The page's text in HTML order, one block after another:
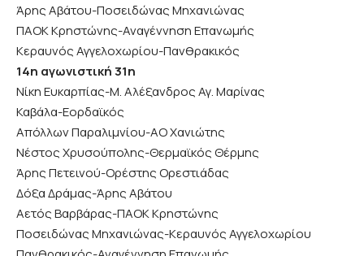
Άρης Αβάτου-Ποσειδώνας Μηχανιώνας
ΠΑΟΚ Κρηστώνης-Αναγέννηση Επανωμής
Κεραυνός Αγγελοχωρίου-Πανθρακικός
14η αγωνιστική 31η
Νίκη Ευκαρπίας-Μ. Αλέξανδρος Αγ. Μαρίνας
Καβάλα-Εορδαϊκός
Απόλλων Παραλιμνίου-ΑΟ Χανιώτης
Νέστος Χρυσούπολης-Θερμαϊκός Θέρμης
Άρης Πετεινού-Ορέστης Ορεστιάδας
Δόξα Δράμας-Άρης Αβάτου
Αετός Βαρβάρας-ΠΑΟΚ Κρηστώνης
Ποσειδώνας Μηχανιώνας-Κεραυνός Αγγελοχωρίου